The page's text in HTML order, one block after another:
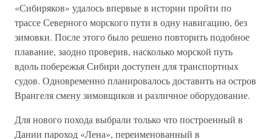
«Сибиряков» удалось впервые в истории пройти по
трассе Северного морского пути в одну навигацию, без
зимовки. После этого было решено повторить подобное
плавание, заодно проверив, насколько морской путь
вдоль побережья Сибири доступен для транспортных
судов. Одновременно планировалось доставить на остров
Врангеля смену зимовщиков и различное оборудование.
Для нового похода выбрали только что построенный в
Дании пароход «Лена», переименованный в